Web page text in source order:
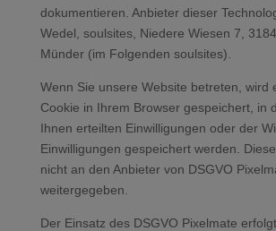
dokumentieren. Anbieter dieser
Wedel, soulsites, Niedere Wiesen 7,
Münder (im Folgenden soulsites).
Wenn Sie unsere Website betreten, wird
Cookie in Ihrem Browser gespeichert, in
Ihnen erteilten Einwilligungen oder der
Einwilligungen gespeichert werden.
nicht an den Anbieter von DSGVO
weitergegeben.
Der Einsatz des DSGVO Pixelmate